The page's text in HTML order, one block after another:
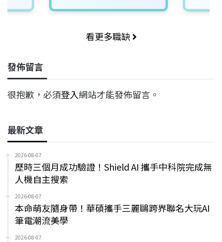
看更多職缺
發佈留言
很抱歉，必須登入網站才能發佈留言。
最新文章
2026-08-07
歷時三個月成功驗證！Shield AI 攜手中科院完成無
人機自主搜索
2026-08-07
本命萌友隨身帶！華碩攜手三麗鷗跨界聯名大玩AI
筆電潮流美學
2026-08-07